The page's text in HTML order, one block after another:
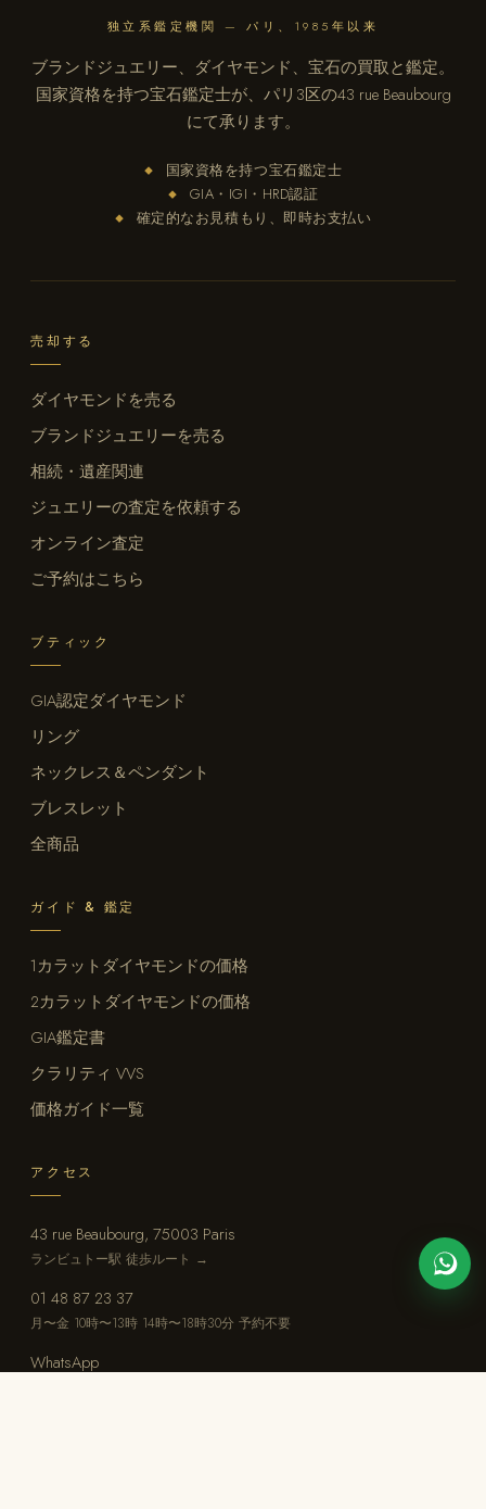
独立系鑑定機関 — パリ、1985年以来
ブランドジュエリー、ダイヤモンド、宝石の買取と鑑定。
国家資格を持つ宝石鑑定士が、パリ3区の43 rue Beaubourg
にて承ります。
◆ 国家資格を持つ宝石鑑定士
◆ GIA・IGI・HRD認証
◆ 確定的なお見積もり、即時お支払い
売却する
ダイヤモンドを売る
ブランドジュエリーを売る
相続・遺産関連
ジュエリーの査定を依頼する
オンライン査定
ご予約はこちら
ブティック
GIA認定ダイヤモンド
リング
ネックレス＆ペンダント
ブレスレット
全商品
ガイド & 鑑定
1カラットダイヤモンドの価格
2カラットダイヤモンドの価格
GIA鑑定書
クラリティ VVS
価格ガイド一覧
アクセス
43 rue Beaubourg, 75003 Paris
ランビュトー駅 徒歩ルート →
01 48 87 23 37
月〜金 10時〜13時 14時〜18時30分 予約不要
WhatsApp